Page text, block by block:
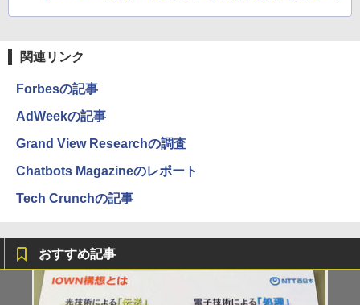
関連リンク
Forbesの記事
AdWeekの記事
Grand View Researchの調査
Chatbots Magazineのレポート
Tech Crunchの記事
おすすめ記事